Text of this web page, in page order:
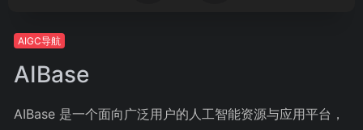
AIGC导航
AIBase
AIBase 是一个面向广泛用户的人工智能资源与应用平台，